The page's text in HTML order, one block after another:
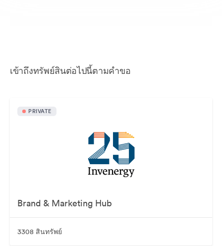
เข้าถึงทรัพย์สินต่อไปนี้ตามคำขอ
PRIVATE
Brand & Marketing Hub
3308 สินทรัพย์